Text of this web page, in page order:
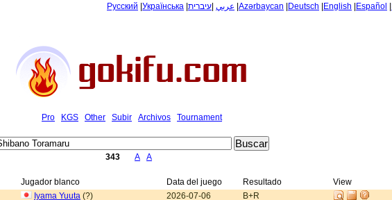
Русский Українська عربي עיברית Azərbaycan Deutsch English Español
Pro KGS Other Subir Archivos Tournament
343 A A
Jugador blanco Data del juego Resultado
View
Iyama Yuuta (?) 2026-07-06
B+R